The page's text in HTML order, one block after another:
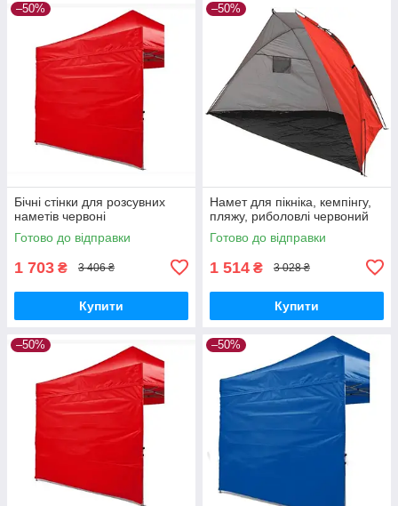
–50%
Бічні стінки для розсувних
наметів червоні
Готово до відправки
1 703 ₴ 3 406 ₴
Купити
–50%
Намет для пікніка, кемпінгу,
пляжу, риболовлі червоний
Готово до відправки
1 514 ₴ 3 028 ₴
Купити
–50% –50%